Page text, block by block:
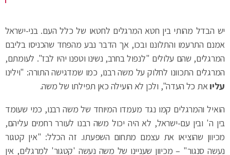
יש הבדל מהותי בין חטא המרגלים לחטאו של כלל העם. בני-ישראל
אמנם התרעמו והתלוננו ובכו, אך הדבר נבע מהפחד שהכניסו בליבם
המרגלים, שהם עלולים "לנפול בחרב, נשינו וטפנו יהיו לבז". לעומתם,
המרגלים התכוונו לחלוק על משה רבנו, כמו שמדגישה התורה: "וילינו
עליואת כל העדה", ולכן לא הועילה כאן תפילתו של משה.
הואיל והמרגלים קמו נגד מעמדו המיוחד של משה רבנו, כמי שעומד
בין ה' ובין עם-ישראל, לא היה יכול משה רבנו לעורר רחמים עליהם,
מכיוון שהוציאו את עצמם מתחום השפעתו. זה הכלל: "אין קטגור
נעשה סנגור" – מכיוון שעניינו של משה נעשה 'קטגור' למרגלים, אין